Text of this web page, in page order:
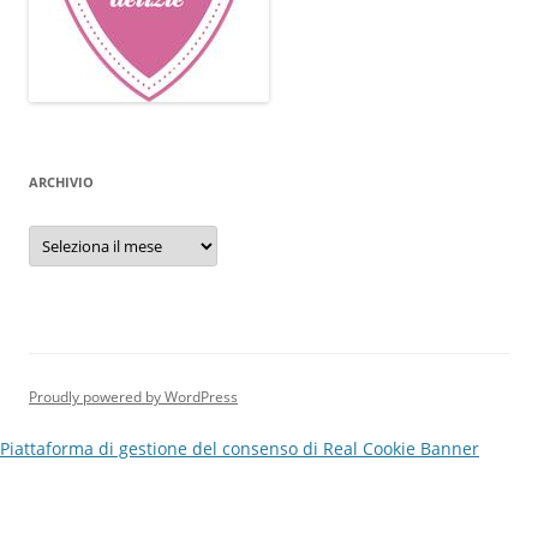
ARCHIVIO
Archivio
Proudly powered by WordPress
Piattaforma di gestione del consenso di Real Cookie Banner